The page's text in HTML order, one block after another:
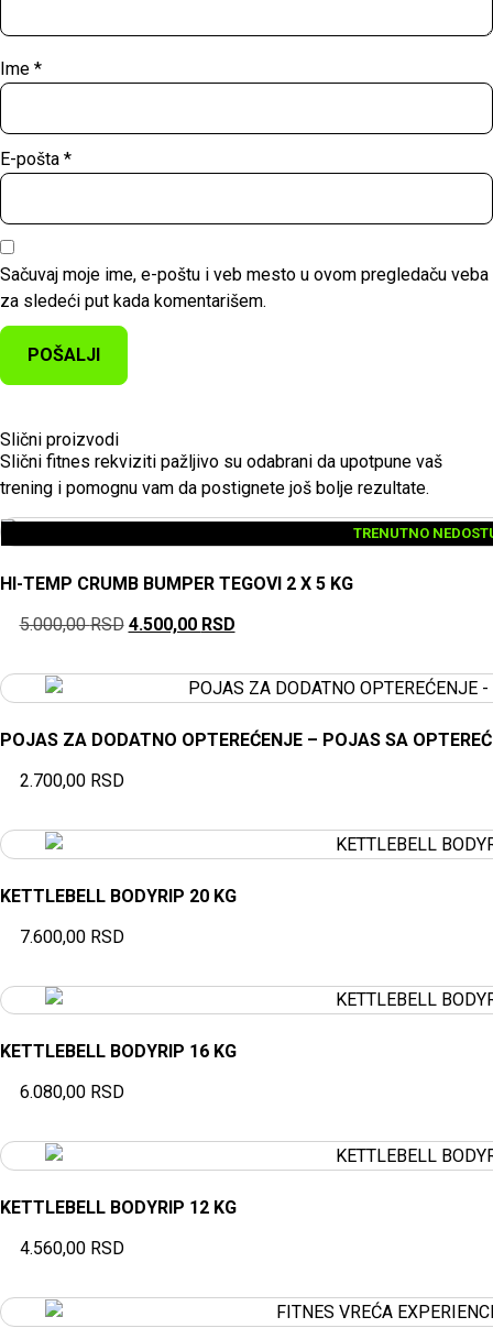
Ime *
E-pošta *
Sačuvaj moje ime, e-poštu i veb mesto u ovom pregledaču veba
za sledeći put kada komentarišem.
Slični proizvodi
Slični fitnes rekviziti pažljivo su odabrani da upotpune vaš
trening i pomognu vam da postignete još bolje rezultate.
TRENUTNO
HI-TEMP CRUMB BUMPER TEGOVI 2 X 5 KG
5.000,00RSD 4.500,00 RSD
POJAS ZA DODATNO OPTEREĆENJE – POJAS SA
2.700,00 RSD
KETTLEBELL BODYRIP 20 KG
7.600,00 RSD
KETTLEBELL BODYRIP 16 KG
6.080,00 RSD
KETTLEBELL BODYRIP 12 KG
4.560,00 RSD